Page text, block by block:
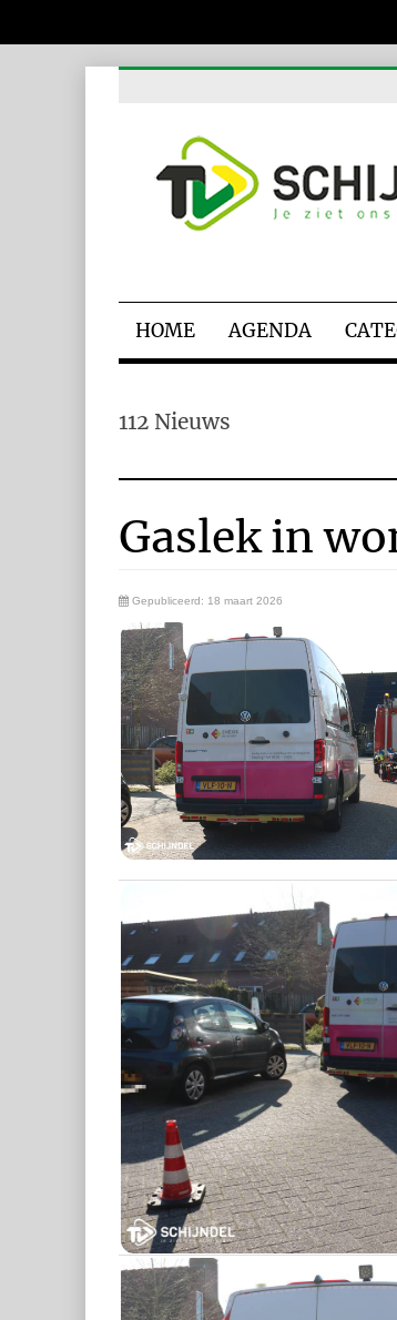
HOME AGENDA
112 Nieuws
Gaslek in
Gepubliceerd: 18 maart 2026